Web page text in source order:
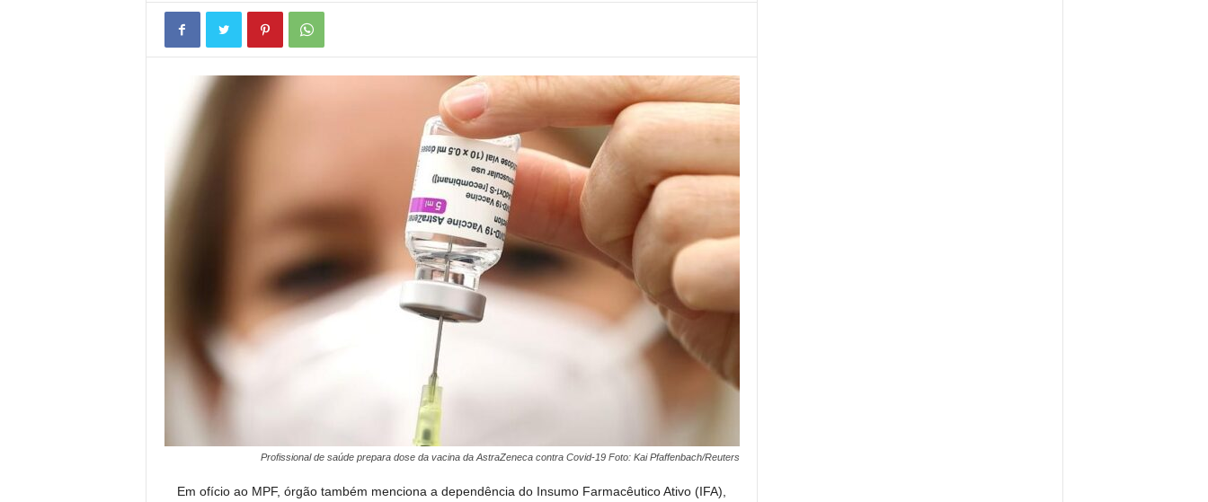
Profissional de saúde prepara dose da vacina da AstraZeneca contra Covid-19 Foto: Kai Pfaffenbach/Reuters
Em ofício ao MPF, órgão também menciona a dependência do Insumo Farmacêutico Ativo (IFA),